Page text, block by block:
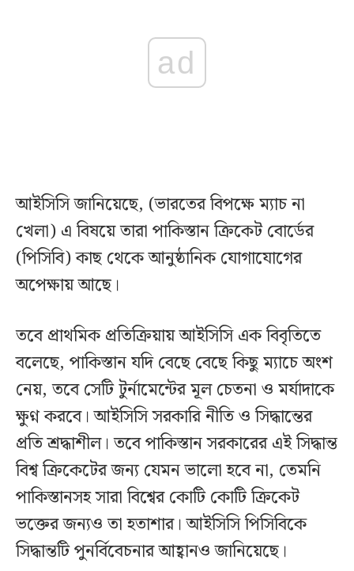
ad
আইসিসি জানিয়েছে, (ভারতের বিপক্ষে ম্যাচ না
খেলা) এ বিষয়ে তারা পাকিস্তান ক্রিকেট বোর্ডের
(পিসিবি) কাছ থেকে আনুষ্ঠানিক যোগাযোগের
অপেক্ষায় আছে।
তবে প্রাথমিক প্রতিক্রিয়ায় আইসিসি এক বিবৃতিতে
বলেছে, পাকিস্তান যদি বেছে বেছে কিছু ম্যাচে অংশ
নেয়, তবে সেটি টুর্নামেন্টের মূল চেতনা ও মর্যাদাকে
ক্ষুণ্ন করবে। আইসিসি সরকারি নীতি ও সিদ্ধান্তের
প্রতি শ্রদ্ধাশীল। তবে পাকিস্তান সরকারের এই সিদ্ধান্ত
বিশ্ব ক্রিকেটের জন্য যেমন ভালো হবে না, তেমনি
পাকিস্তানসহ সারা বিশ্বের কোটি কোটি ক্রিকেট
ভক্তের জন্যও তা হতাশার। আইসিসি পিসিবিকে
সিদ্ধান্তটি পুনর্বিবেচনার আহ্বানও জানিয়েছে।